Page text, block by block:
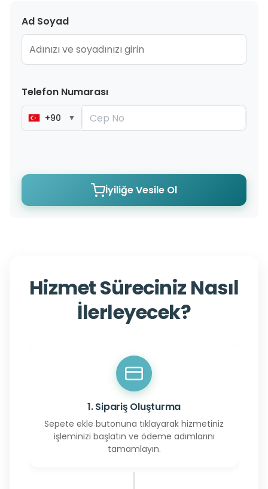
Ad Soyad
Telefon Numarası
+90 ▼
İyiliğe Vesile Ol
Hizmet Süreciniz Nasıl
İlerleyecek?
1. Sipariş Oluşturma
Sepete ekle butonuna tıklayarak hizmetiniz
işleminizi başlatın ve ödeme adımlarını
tamamlayın.